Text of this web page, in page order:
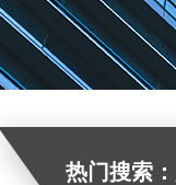
热门搜索：